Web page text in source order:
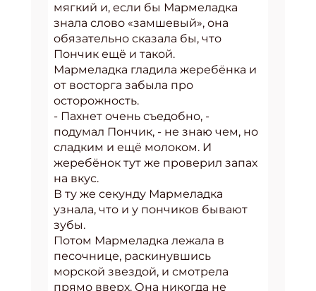
мягкий и, если бы Мармеладка
знала слово «замшевый», она
обязательно сказала бы, что
Пончик ещё и такой.
Мармеладка гладила жеребёнка и
от восторга забыла про
осторожность.
- Пахнет очень съедобно, -
подумал Пончик, - не знаю чем, но
сладким и ещё молоком. И
жеребёнок тут же проверил запах
на вкус.
В ту же секунду Мармеладка
узнала, что и у пончиков бывают
зубы.
Потом Мармеладка лежала в
песочнице, раскинувшись
морской звездой, и смотрела
прямо вверх. Она никогда не